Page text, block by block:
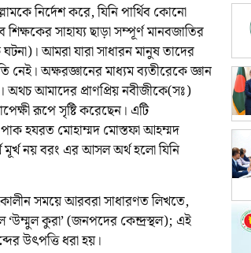
নির্দেশ করে, যিনি পার্থিব কোনো
সাহায্য ছাড়া সম্পূর্ণ মানবজাতির
আমরা যারা সাধারন মানুষ তাদের
নেই। অক্ষরজ্ঞানের মাধ্যম ব্যতীরেকে জ্ঞান
আমাদের প্রাণপ্রিয় নবীজীকে(সঃ)
রূপে সৃষ্টি করেছেন। এটি
পাক হযরত মোহাম্মদ মোস্তফা আহম্মদ
মূর্খ নয় বরং এর আসল অর্থ হলো যিনি
সময়ে আরবরা সাধারণত লিখতে,
‘উম্মুল কুরা’ (জনপদের কেন্দ্রস্থল); এই
উৎপত্তি ধরা হয়।